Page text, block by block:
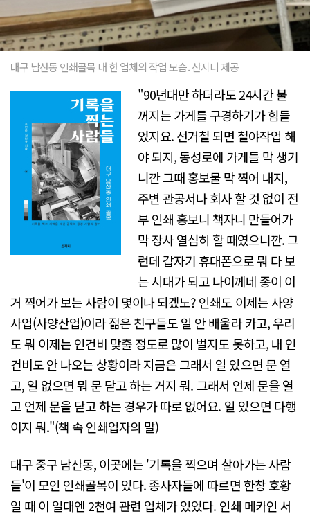
대구 남산동 인쇄골목 내 한 업체의 작업 모습. 산지니 제공
"90년대만 하더라도 24시간 불
꺼지는 가게를 구경하기가 힘들
었지요. 선거철 되면 철야작업 해
야 되지, 동성로에 가게들 막 생기
니깐 그때 홍보물 막 찍어 내지,
주변 관공서나 회사 할 것 없이 전
부 인쇄 홍보니 책자니 만들어가
막 장사 열심히 할 때였으니깐. 그
런데 갑자기 휴대폰으로 뭐 다 보
는 시대가 되고 나이께네 종이 이
거 찍어가 보는 사람이 몇이나 되겠노? 인쇄도 이제는 사양
사업(사양산업)이라 젊은 친구들도 일 안 배울라 카고, 우리
도 뭐 이제는 인건비 맞출 정도로 많이 벌지도 못하고, 내 인
건비도 안 나오는 상황이라 지금은 그래서 일 있으면 문 열
고, 일 없으면 뭐 문 닫고 하는 거지 뭐. 그래서 언제 문을 열
고 언제 문을 닫고 하는 경우가 따로 없어요. 일 있으면 다행
이지 뭐."(책 속 인쇄업자의 말)
대구 중구 남산동, 이곳에는 '기록을 찍으며 살아가는 사람
들'이 모인 인쇄골목이 있다. 종사자들에 따르면 한창 호황
일 때 이 일대엔 2천여 관련 업체가 있었다. 인쇄 메카인 서